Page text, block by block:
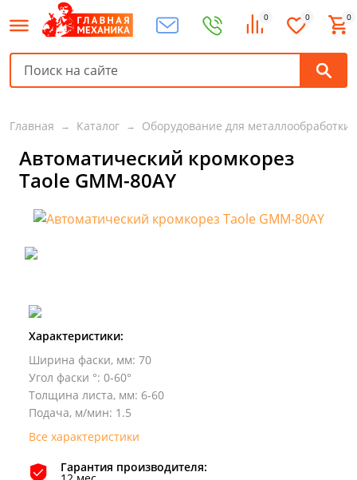
0 0 0
Главная Каталог Оборудование для металлообработки
Автоматический кромкорез
Taole GMM-80AY
Характеристики:
Ширина фаски, мм: 70
Угол фаски °: 0-60°
Толщина листа, мм: 6-60
Подача, м/мин: 1.5
Все характеристики
Гарантия производителя: